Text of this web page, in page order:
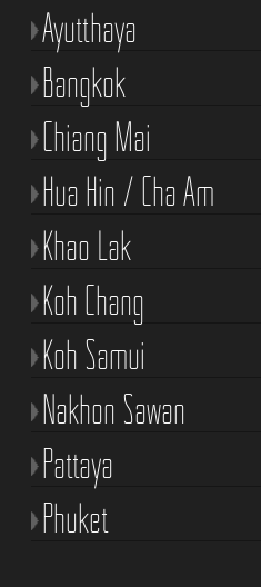
Ayutthaya
Bangkok
Chiang Mai
Hua Hin / Cha Am
Khao Lak
Koh Chang
Koh Samui
Nakhon Sawan
Pattaya
Phuket